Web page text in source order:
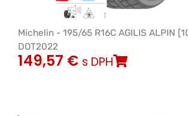
Michelin - 195/65 R16C AGILIS ALPIN
DOT2022
149,57 € s DPH